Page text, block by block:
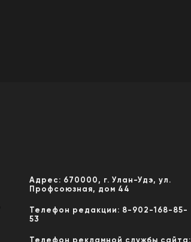
Адрес: 670000, г. Улан-Удэ, ул.
Профсоюзная, дом 44
Телефон редакции: 8-902-168-85-
53
Телефон рекламной службы сайта: